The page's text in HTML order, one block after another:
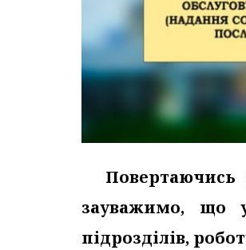
Повертаючись
зауважимо, що
підрозділів,